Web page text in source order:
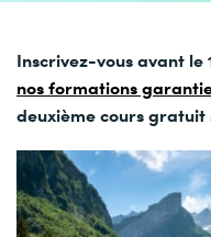
Inscrivez-vous avant le
nos formations
deuxième cours